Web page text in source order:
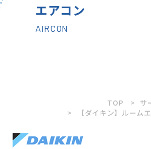
エアコン
AIRCON
TOP サ
【ダイキン】ルーム